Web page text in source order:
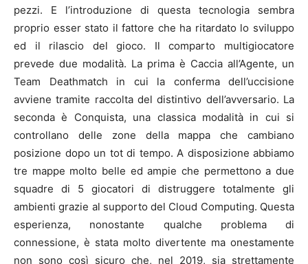
pezzi. E l’introduzione di questa tecnologia sembra
proprio esser stato il fattore che ha ritardato lo sviluppo
ed il rilascio del gioco. Il comparto multigiocatore
prevede due modalità. La prima è Caccia all’Agente, un
Team Deathmatch in cui la conferma dell’uccisione
avviene tramite raccolta del distintivo dell’avversario. La
seconda è Conquista, una classica modalità in cui si
controllano delle zone della mappa che cambiano
posizione dopo un tot di tempo. A disposizione abbiamo
tre mappe molto belle ed ampie che permettono a due
squadre di 5 giocatori di distruggere totalmente gli
ambienti grazie al supporto del Cloud Computing. Questa
esperienza, nonostante qualche problema di
connessione, è stata molto divertente ma onestamente
non sono così sicuro che, nel 2019, sia strettamente